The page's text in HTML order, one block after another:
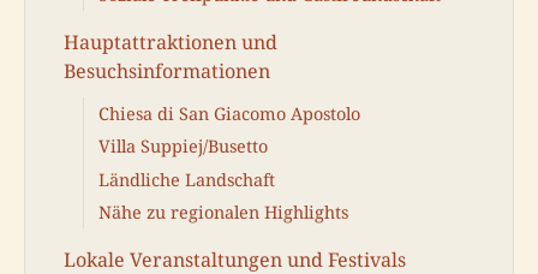
Hauptattraktionen und
Besuchsinformationen
Chiesa di San Giacomo Apostolo
Villa Suppiej/Busetto
Ländliche Landschaft
Nähe zu regionalen Highlights
Lokale Veranstaltungen und Festivals